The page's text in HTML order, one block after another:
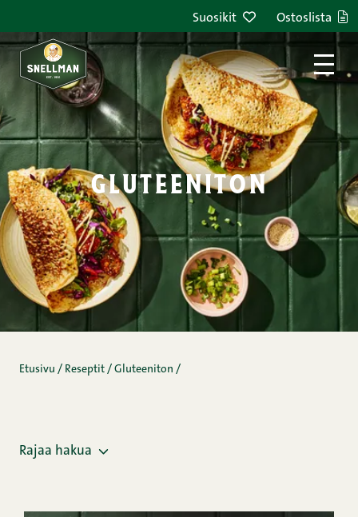
Suosikit Ostoslista
gluteeniton
Etusivu / Reseptit / Gluteeniton /
Rajaa hakua